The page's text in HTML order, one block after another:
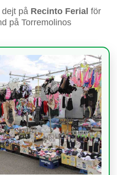
dejt på Recinto Ferial för
på Torremolinos